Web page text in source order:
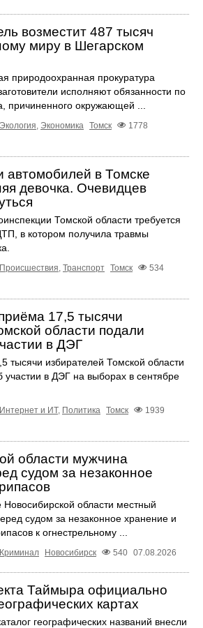
возместит 487 тысяч
миру в Шегарском
природоохранная прокуратура
исполняют обязанности по
окружающей ...
Экология Экономика Томск
1778
автомобилей в Томске
девочка. Очевидцев
Томской области требуется
в котором получила травмы
Происшествия Транспорт Томск
534
17,5 тысячи
области подали
в ДЭГ
тысячи избирателей Томской области
участии в ДЭГ на выборах в сентябре
Интернет и ИТ, Политика Томск
1939
области мужчина
судом за незаконное
Новосибирской области местный
судом за незаконное хранение и
к огнестрельному ...
Криминал Новосибирск 540 07.08.2026
Таймыра официально
картах
географических названий внесли